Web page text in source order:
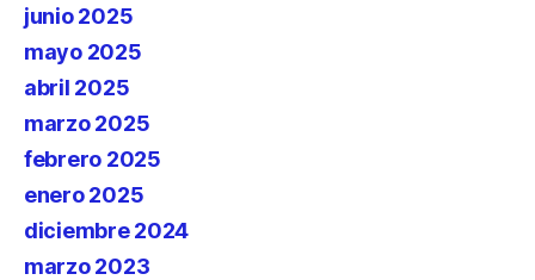
junio 2025
mayo 2025
abril 2025
marzo 2025
febrero 2025
enero 2025
diciembre 2024
marzo 2023